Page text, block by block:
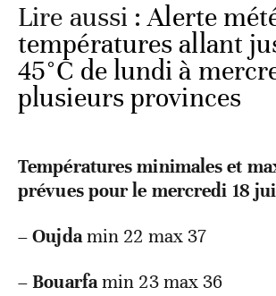
Lire aussi :Alerte
températures allant
45°C de lundi à
plusieurs provinces
Températures minimales et
prévues pour le mercredi 18
–Oujdamin 22 max 37
–Bouarfamin 23 max 36